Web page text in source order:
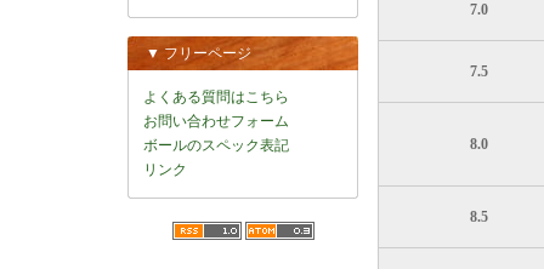
▼ フリーページ
よくある質問はこちら
お問い合わせフォーム
ボールのスペック表記
リンク
7.0
7.5
8.0
8.5